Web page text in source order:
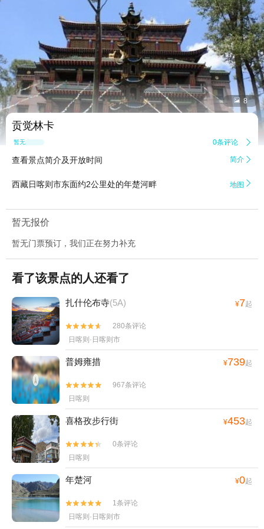
 8
贡觉林卡
暂无点评 0条评论 
查看景点简介及开放时间 简介 
西藏日喀则市东面约2公里处的年楚河畔 地图 
暂无报价
暂无门票预订，我们正在努力补充
看了该景点的人还看了
扎什伦布寺(5A) ¥7起


280条评论
日喀则·日喀则市
普姆雍措 ¥739起


967条评论
日喀则
喜格孜步行街 ¥453起


0条评论
日喀则
年楚河 ¥0起


1条评论
日喀则·日喀则市